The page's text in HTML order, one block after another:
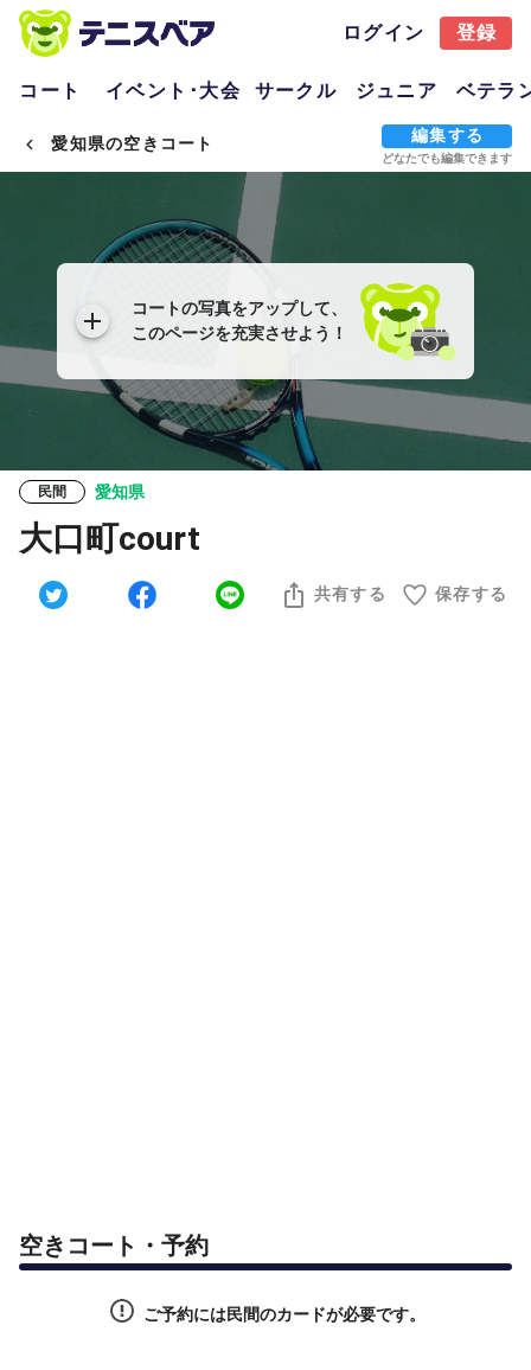
ログイン 登録
コート イベント･大会 サークル ジュニア ベテラ
愛知県の空きコート 編集する
どなたでも編集できます
コートの写真をアップして、
このページを充実させよう！
民間 愛知県
大口町court
共有する 保存する
空きコート・予約
ご予約には民間のカードが必要です。